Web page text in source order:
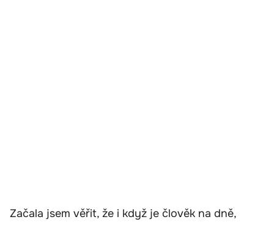
Začala jsem věřit, že i když je člověk na dně,